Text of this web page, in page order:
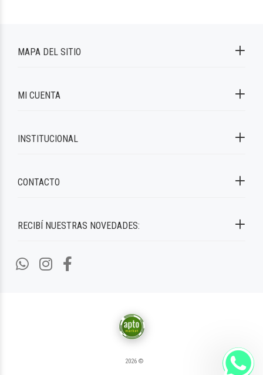
RECIBÍ NUESTRAS NOVEDADES:
MAPA DEL SITIO
MI CUENTA
INSTITUCIONAL
CONTACTO
2026 ©